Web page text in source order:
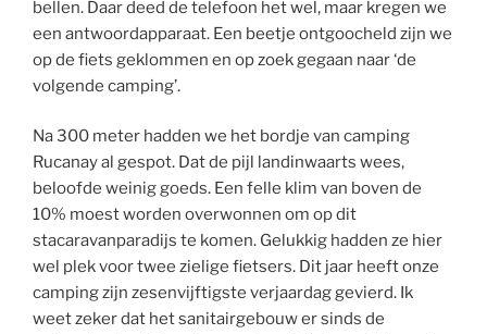
bellen. Daar deed de telefoon het wel, maar kregen we
een antwoordapparaat. Een beetje ontgoocheld zijn we
op de fiets geklommen en op zoek gegaan naar ‘de
volgende camping’.
Na 300 meter hadden we het bordje van camping
Rucanay al gespot. Dat de pijl landinwaarts wees,
beloofde weinig goeds. Een felle klim van boven de
10% moest worden overwonnen om op dit
stacaravanparadijs te komen. Gelukkig hadden ze hier
wel plek voor twee zielige fietsers. Dit jaar heeft onze
camping zijn zesenvijftigste verjaardag gevierd. Ik
weet zeker dat het sanitairgebouw er sinds de